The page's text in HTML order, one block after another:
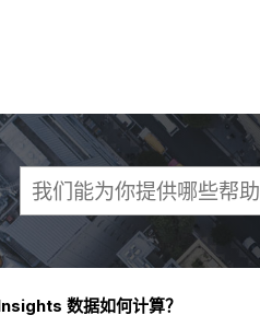
数据如何计算？